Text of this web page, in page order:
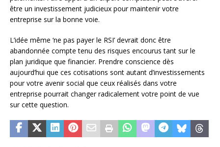
être un investissement judicieux pour maintenir votre
entreprise sur la bonne voie.
L’idée même ‘ne pas payer le RSI’ devrait donc être
abandonnée compte tenu des risques encourus tant sur le
plan juridique que financier. Prendre conscience dès
aujourd’hui que ces cotisations sont autant d’investissements
pour votre avenir social que ceux réalisés dans votre
entreprise pourrait changer radicalement votre point de vue
sur cette question.